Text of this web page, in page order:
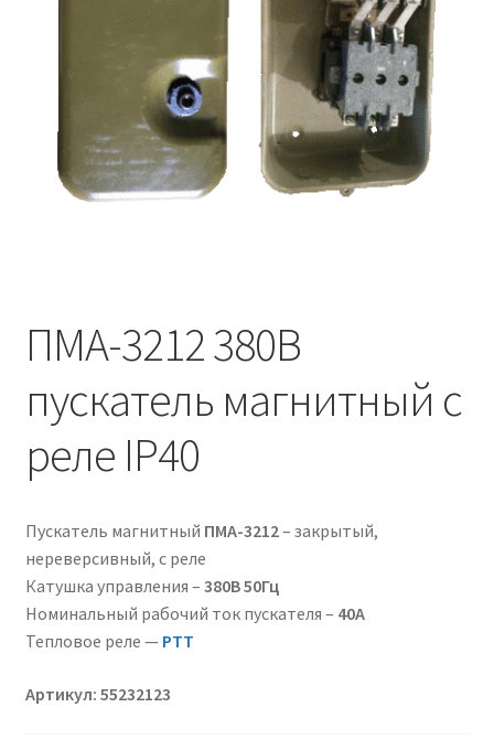
ПМА-3212 380В
пускатель магнитный с
реле IP40
Пускатель магнитный ПМА-3212– закрытый,
нереверсивный, с реле
Катушка управления – 380В 50Гц
Номинальный рабочий ток пускателя – 40А
Тепловое реле — РТТ
Артикул: 55232123